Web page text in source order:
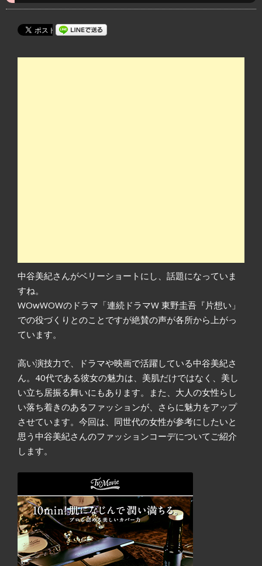
中谷美紀さんがベリーショートにし、話題になっていま
すね。
WOwWOWのドラマ「連続ドラマW 東野圭吾『片想い」
での役づくりとのことですが絶賛の声が各所から上がっ
ています。
高い演技力で、ドラマや映画で活躍している中谷美紀さ
ん。40代である彼女の魅力は、美肌だけではなく、美し
い立ち居振る舞いにもあります。また、大人の女性らし
い落ち着きのあるファッションが、さらに魅力をアップ
させています。今回は、同世代の女性が参考にしたいと
思う中谷美紀さんのファッションコーデについてご紹介
します。